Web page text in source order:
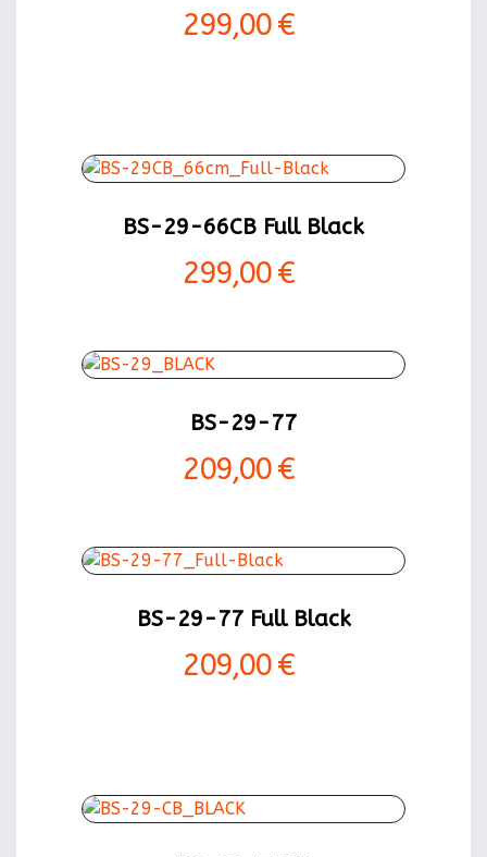
299,00 €
BS-29-66CB Full Black
299,00 €
BS-29-77
209,00 €
BS-29-77 Full Black
209,00 €